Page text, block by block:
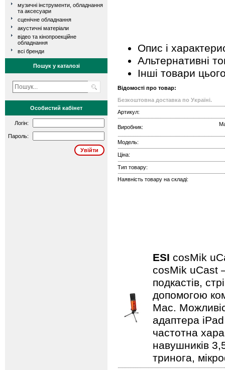
музичні інструменти, обладнання
та аксесуари
сценічне обладнання
акустичні матеріали
відео та кінопроекційне
обладнання
всі бренди
Пошук у каталозі
Особистий кабінет
Логін:
Пароль:
Опис і
Альтернативні
Інші товари
Відомості про товар:
Безкоштовна доставка по Україні.
Артикул:
Виробник:
Модель:
Ціна:
Тип товару:
Наявність товару на складі:
ESI cosMik
cosMik uCast
подкастів,
допомогою
Mac.
адаптера
частотна
навушників
тринога,